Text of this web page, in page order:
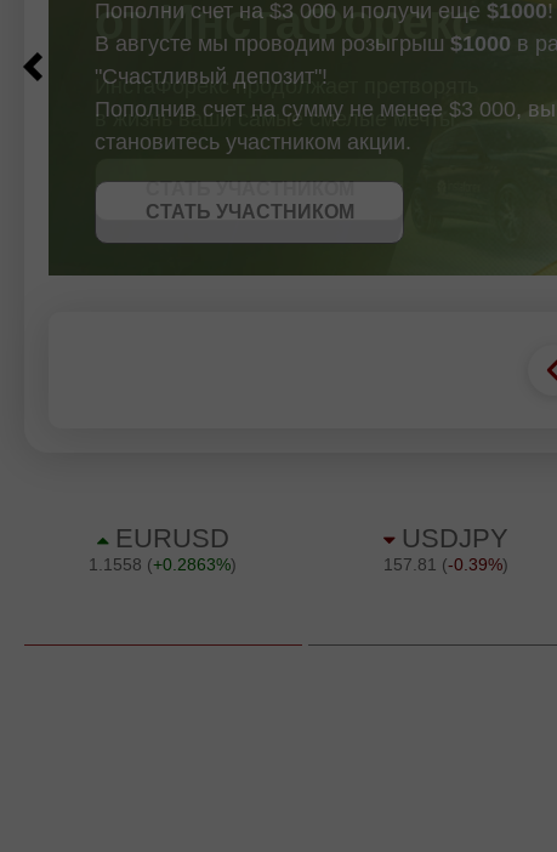
СТАТЬ УЧАСТНИКОМ
Пополни счет на $3 000 и получи еще $1000!
В августе мы проводим розыгрыш $1000 в
"Счастливый депозит"!
Пополнив счет на сумму не менее $3 000, вы
становитесь участником акции.
СТАТЬ УЧАСТНИКОМ
ПОЛУЧИТЬ БОНУС